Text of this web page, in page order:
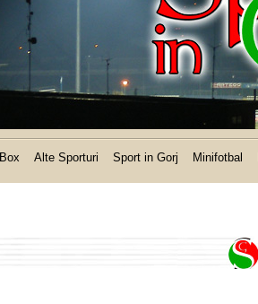
Box Alte Sporturi Sport in Gorj Minifotbal